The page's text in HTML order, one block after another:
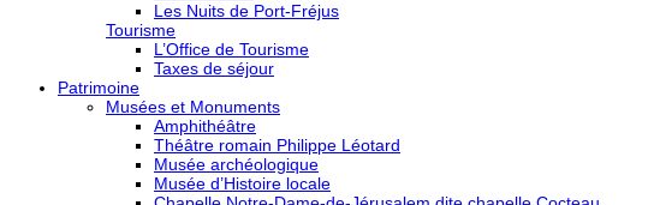
Les Nuits de Port-Fréjus
Tourisme
L’Office de Tourisme
Taxes de séjour
Patrimoine
Musées et Monuments
Amphithéâtre
Théâtre romain Philippe Léotard
Musée archéologique
Musée d’Histoire locale